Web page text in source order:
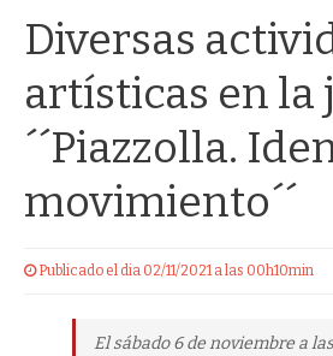
Diversas
artísticas en la
´´Piazzolla.
movimiento´´
Publicado el dia 02/11/2021 a las 00h10min
El sábado 6 de noviembre a